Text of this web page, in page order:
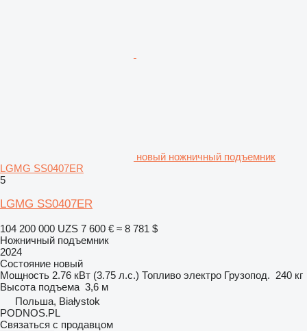
новый ножничный подъемник
LGMG SS0407ER
5
LGMG SS0407ER
104 200 000 UZS 7 600 € ≈ 8 781 $
Ножничный подъемник
2024
Состояние новый
Мощность 2.76 кВт (3.75 л.с.) Топливо электро Грузопод. 240 кг
Высота подъема 3,6 м
Польша, Białystok
PODNOS.PL
Связаться с продавцом